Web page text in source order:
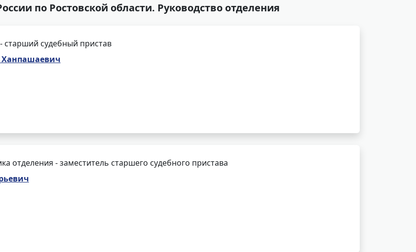
по Ростовской области. Руководство отделения
старший судебный пристав
Ханпашаевич
отделения - заместитель старшего судебного пристава